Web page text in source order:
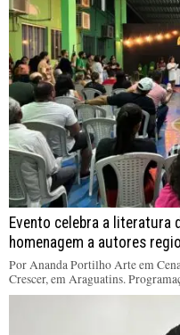
Evento celebra a literatura
homenagem a autores
Por Ananda Portilho Arte em
Crescer, em Araguatins.